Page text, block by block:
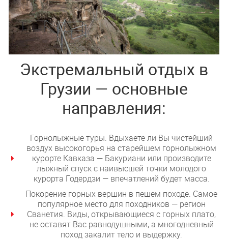
Экстремальный отдых в
Грузии — основные
направления:
Горнолыжные туры. Вдыхаете ли Вы чистейший
воздух высокогорья на старейшем горнолыжном
курорте Кавказа — Бакуриани или производите
лыжный спуск с наивысшей точки молодого
курорта Годердзи — впечатлений будет масса.
Покорение горных вершин в пешем походе. Самое
популярное место для походников — регион
Сванетия. Виды, открывающиеся с горных плато,
не оставят Вас равнодушными, а многодневный
поход закалит тело и выдержку.